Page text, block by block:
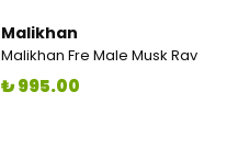
Malikhan
Malikhan Fre Male Musk Rav
₺ 995.00